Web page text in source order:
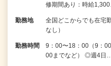
修期間あり：時給
勤務地
全国どこからでも在宅
なし）
勤務時間
9：00〜18：00（9：
00までなど） ◎週4日